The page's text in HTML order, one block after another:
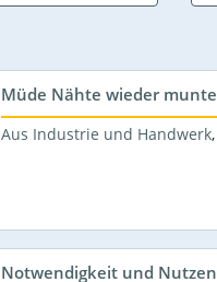
Müde Nähte wieder
Aus Industrie und Handwerk,
Notwendigkeit und